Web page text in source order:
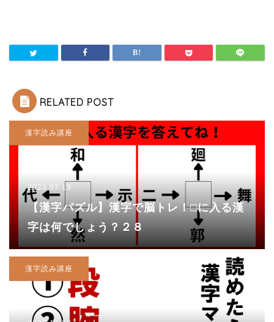
RELATED POST
漢字読み講座
2023.07.13
【漢字パズル】漢字で脳トレ！□に入る漢
字は何でしょう？２８
漢字読み講座